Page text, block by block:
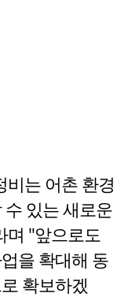
비는 어촌 환경
있는 새로운
며 "앞으로도
을 확대해 동
확보하겠